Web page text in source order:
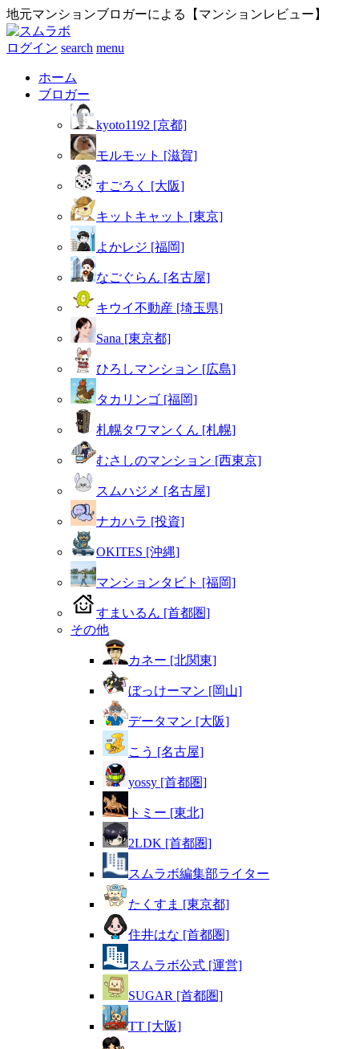
地元マンションブロガーによる【マンションレビュー】
ログイン search menu
ホーム
ブロガー
kyoto1192 [京都]
モルモット [滋賀]
すごろく [大阪]
キットキャット [東京]
よかレジ [福岡]
なごぐらん [名古屋]
キウイ不動産 [埼玉県]
Sana [東京都]
ひろしマンション [広島]
タカリンゴ [福岡]
札幌タワマンくん [札幌]
むさしのマンション [西東京]
スムハジメ [名古屋]
ナカハラ [投資]
OKITES [沖縄]
マンションタビト [福岡]
すまいるん [首都圏]
その他
カネー [北関東]
ぼっけーマン [岡山]
データマン [大阪]
こう [名古屋]
yossy [首都圏]
トミー [東北]
2LDK [首都圏]
スムラボ編集部ライター
たくすま [東京都]
住井はな [首都圏]
スムラボ公式 [運営]
SUGAR [首都圏]
TT [大阪]